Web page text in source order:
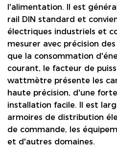
l'alimentation. Il est
rail DIN standard et
électriques industriels et
mesurer avec précision
que la consommation
courant, le facteur de
wattmètre présente les
haute précision, d'une
installation facile. Il est
armoires de distribution
de commande, les
et d'autres domaines.